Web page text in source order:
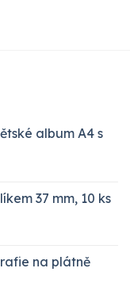
album A4 s
37 mm, 10 ks
na plátně